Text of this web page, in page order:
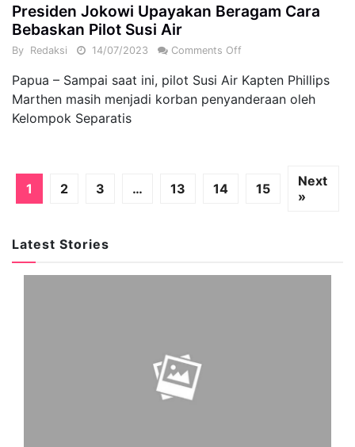
Presiden Jokowi Upayakan Beragam Cara
Bebaskan Pilot Susi Air
By Redaksi 14/07/2023 Comments Off
Papua – Sampai saat ini, pilot Susi Air Kapten Phillips
Marthen masih menjadi korban penyanderaan oleh
Kelompok Separatis
1 2 3 … 13 14 15
Next
»
Latest Stories